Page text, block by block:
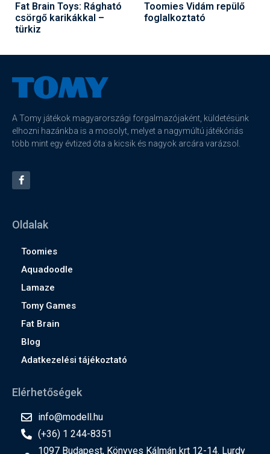
Fat Brain Toys: Rágható
csörgő karikákkal –
türkiz
Toomies Vidám repülő
foglalkoztató
A Tomy játékok magyarországi forgalmazójaként, küldetésünk
elhozni hazánkba is a mosolyt, melyet a nagymúltú játékóriás
több mint egy évtized óta a kicsik és nagyok arcára varázsol.
Oldalak
Toomies
Aquadoodle
Lamaze
Tomy Games
Fat Brain
Blog
Adatkezelési tájékoztató
Elérhetőségek
info@modell.hu
(+36) 1 244-8351
1097 Budapest, Könyves Kálmán krt 12-14. Lurdy